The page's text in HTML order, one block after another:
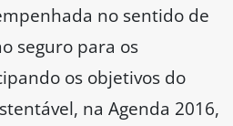
no sentido de
seguro para os
os objetivos do
na Agenda 2016,